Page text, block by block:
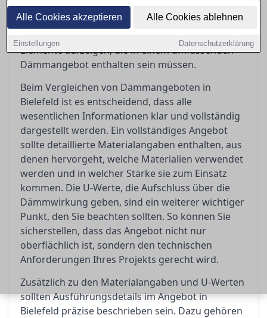
Alle Cookies akzeptieren Alle Cookies ablehnen
Einstellungen Datenschutzerklärung
kann verwirrend sein und grundlegendes
Verständnis erfordern. Dieser Artikel soll Ihnen
Elemente aufzeigen, die in einem umfassenden
Dämmangebot enthalten sein müssen.
Beim Vergleichen von Dämmangeboten in
Bielefeld ist es entscheidend, dass alle
wesentlichen Informationen klar und vollständig
dargestellt werden. Ein vollständiges Angebot
sollte detaillierte Materialangaben enthalten, aus
denen hervorgeht, welche Materialien verwendet
werden und in welcher Stärke sie zum Einsatz
kommen. Die U-Werte, die Aufschluss über die
Dämmwirkung geben, sind ein weiterer wichtiger
Punkt, den Sie beachten sollten. So können Sie
sicherstellen, dass das Angebot nicht nur
oberflächlich ist, sondern den technischen
Anforderungen Ihres Projekts gerecht wird.
Zusätzlich zu den Materialangaben und U-Werten
sollten Ausführungsdetails im Angebot in
Bielefeld präzise beschrieben sein. Dazu gehören